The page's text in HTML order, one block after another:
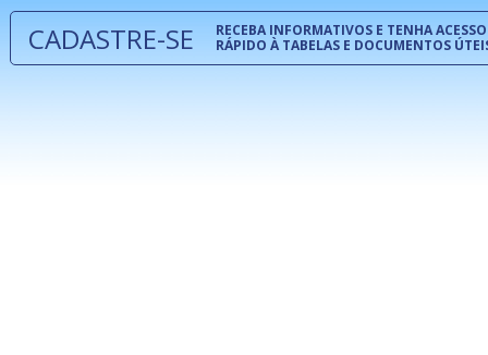
CADASTRE-SE
RECEBA INFORMATIVOS E TENHA ACESSO
RÁPIDO À TABELAS E DOCUMENTOS